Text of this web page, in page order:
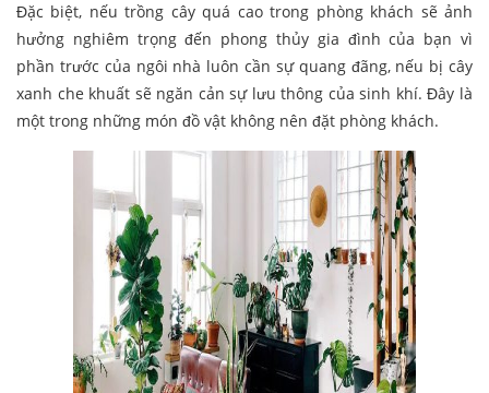
Đặc biệt, nếu trồng cây quá cao trong phòng khách sẽ ảnh
hưởng nghiêm trọng đến phong thủy gia đình của bạn vì
phần trước của ngôi nhà luôn cần sự quang đãng, nếu bị cây
xanh che khuất sẽ ngăn cản sự lưu thông của sinh khí. Đây là
một trong những món đồ vật không nên đặt phòng khách.